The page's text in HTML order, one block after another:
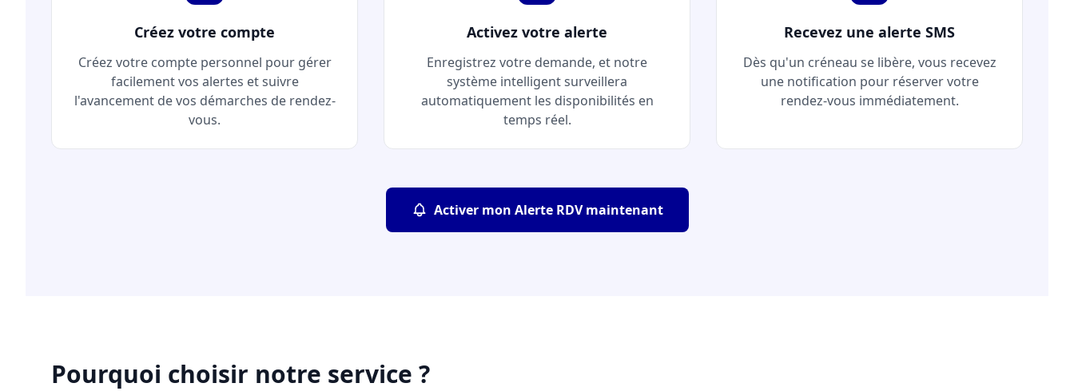
Créez votre compte
Créez votre compte personnel pour gérer
facilement vos alertes et suivre
l'avancement de vos démarches de rendez-
vous.
Activez votre alerte
Enregistrez votre demande, et notre
système intelligent surveillera
automatiquement les disponibilités en
temps réel.
Recevez une alerte SMS
Dès qu'un créneau se libère, vous recevez
une notification pour réserver votre
rendez-vous immédiatement.
Activer mon Alerte RDV maintenant
Pourquoi choisir notre service ?